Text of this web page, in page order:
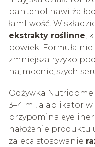
pantenol nawilża
łamliwość. W
ekstrakty roślinne ,
powiek. Formuła
zmniejsza ryzyko
najmocniejszych
Odżywka Nutridome
3–4 ml, a aplikator
przypomina
nałożenie produktu
zaleca stosowanie